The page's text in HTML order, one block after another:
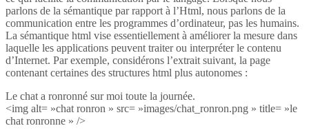
parlons de la sémantique par rapport à l’Html, nous parlons de la
communication entre les programmes d’ordinateur, pas les humains.
La sémantique html vise essentiellement à améliorer la mesure dans
laquelle les applications peuvent traiter ou interpréter le contenu
d’Internet. Par exemple, considérons l’extrait suivant, la page
contenant certaines des structures html plus autonomes :
Le chat a ronronné sur moi toute la journée.
<img alt= »chat ronron » src= »images/chat_ronron.png » title= »le
chat ronronne » />